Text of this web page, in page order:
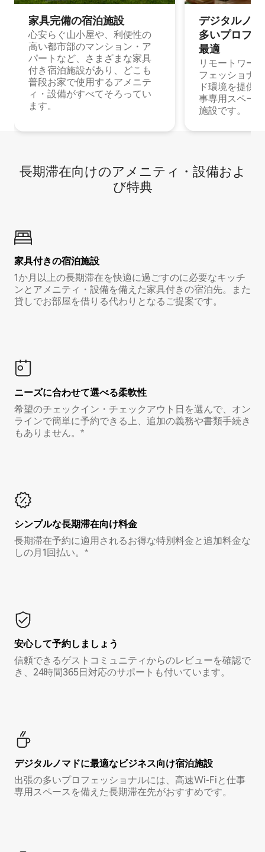
家具完備の宿⁠泊⁠施⁠設
心安らぐ山小屋や、利便性の
高い都市部のマンション・ア
パートなど、さまざまな家具
付き宿泊施設があり、どこも
普段お家で使用するアメニテ
ィ・設備がすべてそろってい
ます。
デジタルノ
多⁠いプ⁠ロ⁠フ⁠
最⁠適
リモートワー
フェッショナ
ド環境を提供
事専用スペー
施設です。
長期滞在向け⁠のア⁠メ⁠ニ⁠テ⁠ィ⁠・設⁠備⁠およ
び特⁠典
家具付き⁠の宿⁠泊⁠施⁠設
1か月以上の長期滞在を快適に過ごすのに必要なキッチ
ンとアメニティ・設備を備えた家具付きの宿泊先。また
貸しでお部屋を借りる代わりとなるご提案です。
ニーズに合わせて選べる柔軟性
希望のチェックイン・チェックアウト日を選んで、オン
ラインで簡単に予約できる上、追加の義務や書類手続き
もありません。*
シンプルな長期滞在向け料金
長期滞在予約に適用されるお得な特別料金と追加料金な
しの月1回払い。*
安心して予約しましょう
信頼できるゲストコミュニティからのレビューを確認で
き、24時間365日対応のサポートも付いています。
デジタルノマド⁠に最⁠適⁠なビ⁠ジ⁠ネ⁠ス⁠向⁠け宿⁠泊⁠施⁠設
出張の多いプロフェッショナルには、高速Wi-Fiと仕事
専用スペースを備えた長期滞在先がおすすめです。